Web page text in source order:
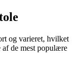
og varieret, hvilket
af de mest populære